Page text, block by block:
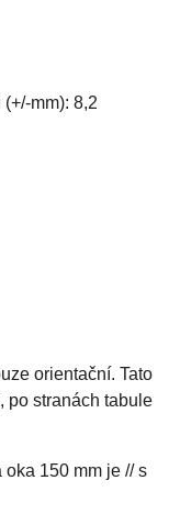
mm): 8,2
orientační. Tato
po stranách tabule
150 mm je // s